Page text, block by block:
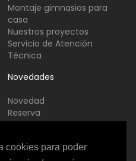
cookies para poder
Montaje gimnasios para
casa
Nuestros proyectos
Servicio de Atención
Técnica
Novedades
Novedad
Reserva
Usado